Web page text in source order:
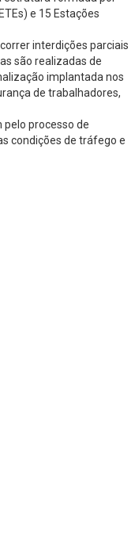
e 15 Estações
interdições parciais
são realizadas de
implantada nos
de trabalhadores,
pelo processo de
condições de tráfego e